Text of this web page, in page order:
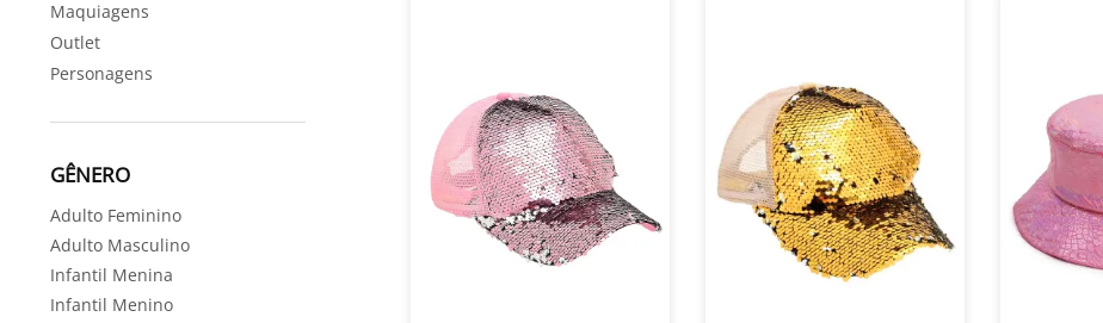
Maquiagens
Outlet
Personagens
GÊNERO
Adulto Feminino
Adulto Masculino
Infantil Menina
Infantil Menino